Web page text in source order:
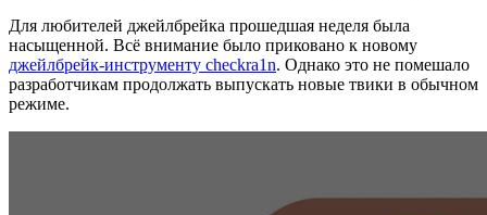
Для любителей джейлбрейка прошедшая неделя была
насыщенной. Всё внимание было приковано к новому
джейлбрейк-инструменту checkra1n. Однако это не помешало
разработчикам продолжать выпускать новые твики в обычном
режиме.